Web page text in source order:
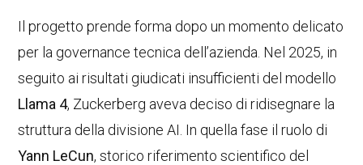
Il progetto prende forma dopo un momento delicato
per la governance tecnica dell’azienda. Nel 2025, in
seguito ai risultati giudicati insufficienti del modello
Llama 4, Zuckerberg aveva deciso di ridisegnare la
struttura della divisione AI. In quella fase il ruolo di
Yann LeCun, storico riferimento scientifico del